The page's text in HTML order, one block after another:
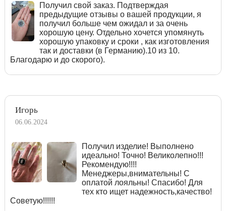
Получил свой заказ. Подтверждая
предыдущие отзывы о вашей продукции, я
получил больше чем ожидал и за очень
хорошую цену. Отдельно хочется упомянуть
хорошую упаковку и сроки , как изготовления
так и доставки (в Германию).10 из 10.
Благодарю и до скорого).
Игорь
06.06.2024
Получил изделие! Выполнено
идеально! Точно! Великолепно!!!
Рекомендую!!!!
Менеджеры,внимательны! С
оплатой лояльны! Спасибо! Для
тех кто ищет надежность,качество!
Советую!!!!!!